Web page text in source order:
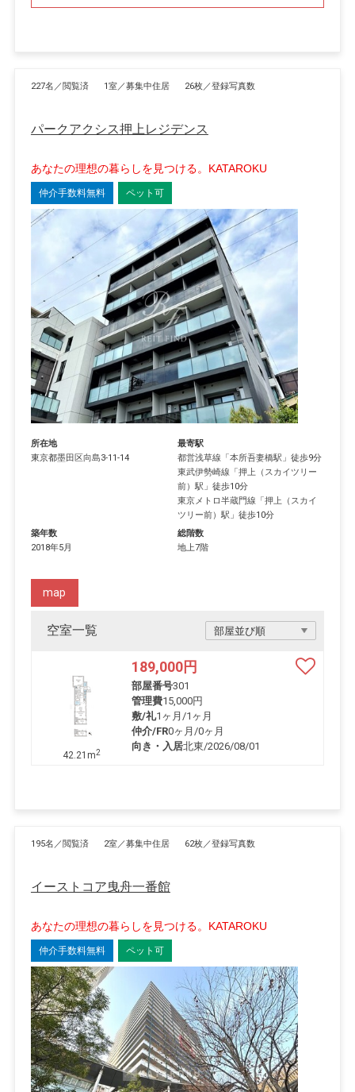
227名／閲覧済 1室／募集中住居 26枚／登録写真数
パークアクシス押上レジデンス
あなたの理想の暮らしを見つける。KATAROKU
仲介手数料無料 ペット可
所在地
東京都墨田区向島3-11-14
最寄駅
都営浅草線 「本所吾妻橋駅 」徒歩9分
東武伊勢崎線 「押上（スカイツリー
前）駅 」徒歩10分
東京メトロ半蔵門線 「押上（スカイ
ツリー前）駅 」徒歩10分
築年数
2018年5月
総階数
地上7階
空室一覧
map
42.21m2
189,000円
部屋番号301
管理費15,000円
敷/礼1ヶ月 /1ヶ月
仲介/FR0ヶ月 /0ヶ月
向き・入居北東/2026/08/01
195名／閲覧済 2室／募集中住居 62枚／登録写真数
イーストコア曳舟一番館
あなたの理想の暮らしを見つける。KATAROKU
仲介手数料無料 ペット可